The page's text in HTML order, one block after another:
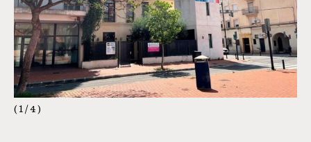
1 / 4